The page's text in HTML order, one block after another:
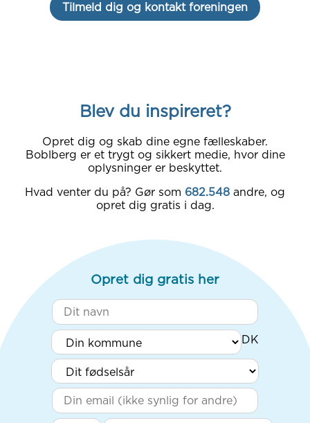
Tilmeld dig og kontakt foreningen
Blev du inspireret?
Opret dig og skab dine egne fælleskaber.
Boblberg er et trygt og sikkert medie, hvor dine
oplysninger er beskyttet.
Hvad venter du på? Gør som 682.548 andre, og
opret dig gratis i dag.
Opret dig gratis her